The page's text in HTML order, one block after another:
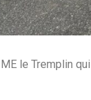
le Tremplin